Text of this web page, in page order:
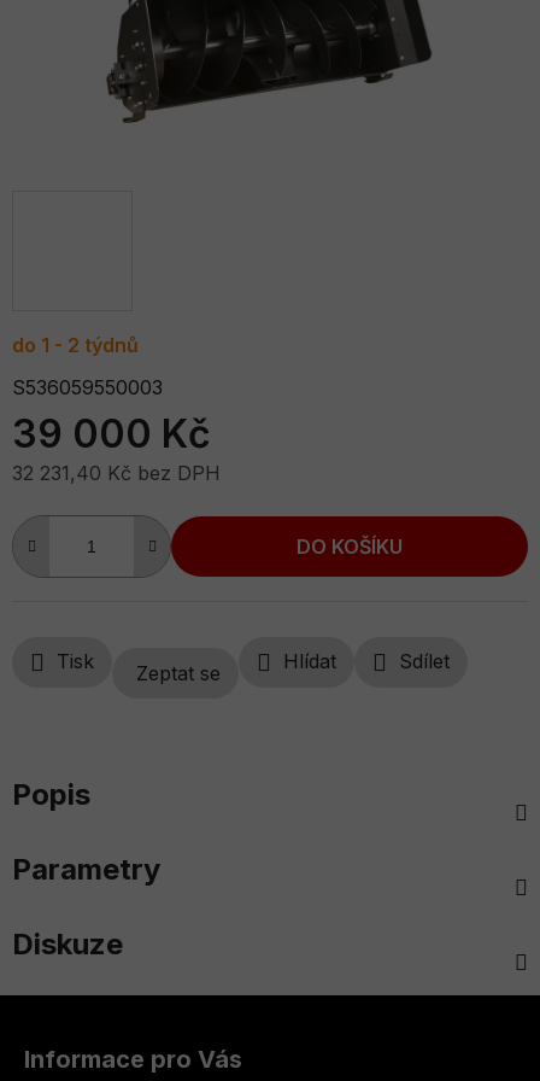
do 1 - 2 týdnů
S536059550003
39 000 Kč
32 231,40 Kč bez DPH
Měrná cena:
DO KOŠÍKU
Tisk Zeptat se Hlídat Sdílet
Popis
Parametry
Diskuze
Informace pro Vás